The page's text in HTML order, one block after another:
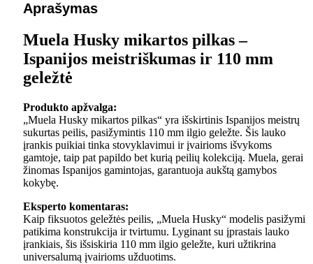
Aprašymas
Muela Husky mikartos pilkas –
Ispanijos meistriškumas ir 110 mm
geležtė
Produkto apžvalga:
„Muela Husky mikartos pilkas“ yra išskirtinis Ispanijos meistrų
sukurtas peilis, pasižymintis 110 mm ilgio geležte. Šis lauko
įrankis puikiai tinka stovyklavimui ir įvairioms išvykoms
gamtoje, taip pat papildo bet kurią peilių kolekciją. Muela, gerai
žinomas Ispanijos gamintojas, garantuoja aukštą gamybos
kokybę.
Eksperto komentaras:
Kaip fiksuotos geležtės peilis, „Muela Husky“ modelis pasižymi
patikima konstrukcija ir tvirtumu. Lyginant su įprastais lauko
įrankiais, šis išsiskiria 110 mm ilgio geležte, kuri užtikrina
universalumą įvairioms užduotims.